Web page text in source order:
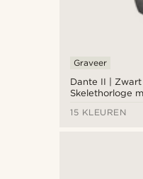
Dante II |
Skelethorloge
Graveer
15 KLEUREN